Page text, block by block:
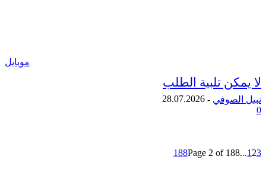
تلبية الطلب
-
28.07.2026
188Page 2 of